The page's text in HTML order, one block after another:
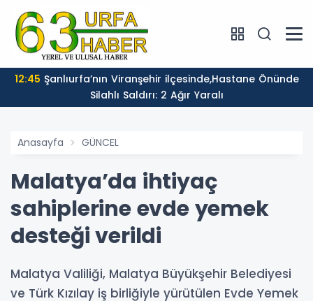
12:45
Silahlı Saldırı: 2 Ağır Yaralı
Anasayfa GÜNCEL
Malatya’da ihtiyaç
sahiplerine evde yemek
desteği verildi
Malatya Valiliği, Malatya Büyükşehir Belediyesi
ve Türk Kızılay iş birliğiyle yürütülen Evde Yemek